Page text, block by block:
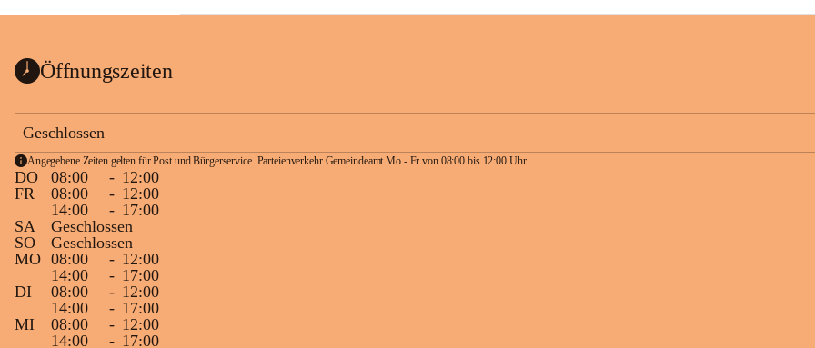
Öffnungszeiten
Geschlossen
Angegebene Zeiten gelten für Post und Bürgerservice. Parteienverkehr Gemeindeamt Mo - Fr von 08:00 bis 12:00 Uhr.
DO 08:00 - 12:00
FR
08:00 - 12:00
14:00
- 17:00
SA
Geschlossen
SO
Geschlossen
MO 08:00 - 12:00
14:00
- 17:00
DI
08:00 - 12:00
14:00
- 17:00
MI
08:00 - 12:00
14:00
- 17:00